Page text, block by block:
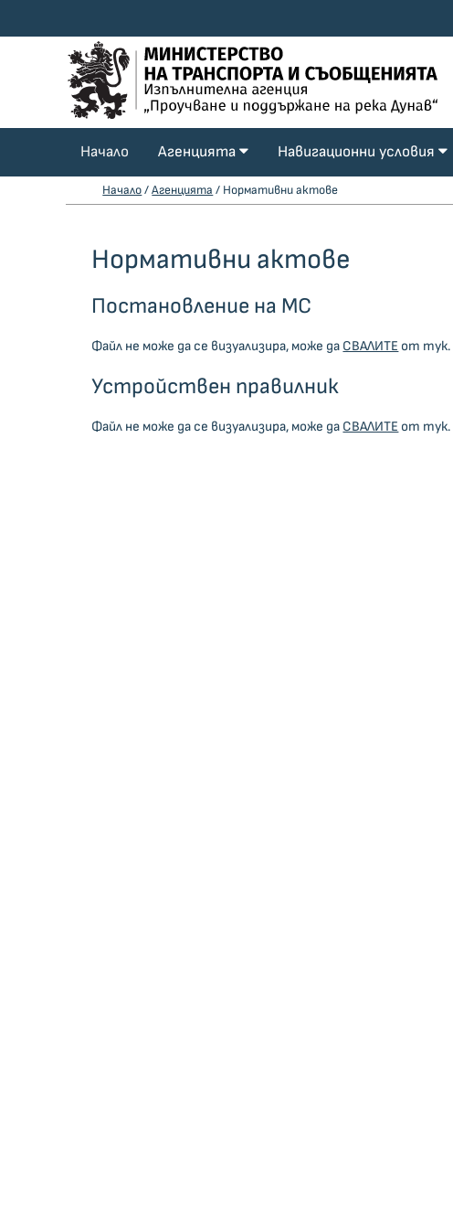
Начало Агенцията Навигационни условия
Начало/Агенцията / Нормативни актове
Нормативни актове
Постановление на МС
Файл не може да се визуализира, може да СВАЛИТЕ от тук.
Устройствен правилник
Файл не може да се визуализира, може да СВАЛИТЕ от тук.